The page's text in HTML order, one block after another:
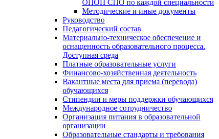
ОПОП СПО по каждой специальности
Методические и иные документы
Руководство
Педагогический состав
Материально-техническое обеспечение и
оснащенность образовательного процесса.
Доступная среда
Платные образовательные услуги
Финансово-хозяйственная деятельность
Вакантные места для приема (перевода)
обучающихся
Стипендии и меры поддержки обучающихся
Международное сотрудничество
Организация питания в образовательной
организации
Образовательные стандарты и требования